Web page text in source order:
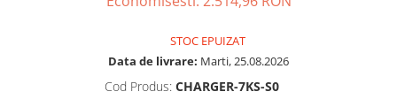
STOC EPUIZAT
Data de livrare: Marti, 25.08.2026
Cod Produs: CHARGER-7KS-S0